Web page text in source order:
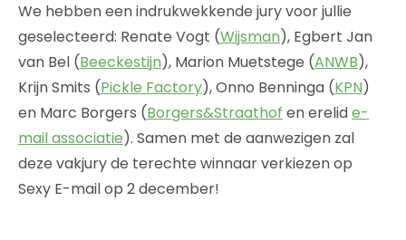
We hebben een indrukwekkende jury voor jullie
geselecteerd: Renate Vogt (Wijsman), Egbert Jan
van Bel (Beeckestijn), Marion Muetstege (ANWB),
Krijn Smits (Pickle Factory), Onno Benninga (KPN)
en Marc Borgers (Borgers&Straathof en erelide-
mail associatie). Samen met de aanwezigen zal
deze vakjury de terechte winnaar verkiezen op
Sexy E-mail op 2 december!